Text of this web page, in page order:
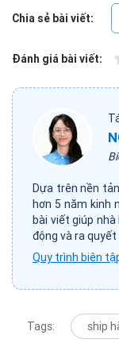
Chia sẻ bài viết:
Đánh giá bài viết:
Dựa trên nền
hơn 5 năm kinh
bài viết giúp
động và ra quyết
Quy trình biên
Tags: ship